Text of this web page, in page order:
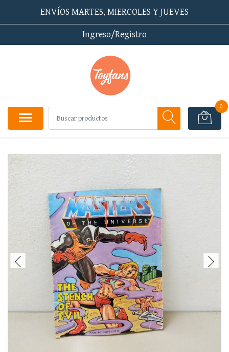
ENVÍOS MARTES, MIERCOLES Y JUEVES
Ingreso/Registro
0